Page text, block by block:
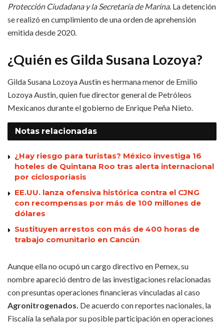
Protección Ciudadana y la Secretaría de Marina. La detención
se realizó en cumplimiento de una orden de aprehensión
emitida desde 2020.
¿Quién es Gilda Susana Lozoya?
Gilda Susana Lozoya Austin es hermana menor de Emilio
Lozoya Austin, quien fue director general de Petróleos
Mexicanos durante el gobierno de Enrique Peña Nieto.
Notas relacionadas
¿Hay riesgo para turistas? México investiga 16
hoteles de Quintana Roo tras alerta internacional
por ciclosporiasis
EE.UU. lanza ofensiva histórica contra el CJNG
con recompensas por más de 100 millones de
dólares
Sustituyen arrestos con más de 400 horas de
trabajo comunitario en Cancún
Aunque ella no ocupó un cargo directivo en Pemex, su
nombre apareció dentro de las investigaciones relacionadas
con presuntas operaciones financieras vinculadas al caso
Agronitrogenados. De acuerdo con reportes nacionales, la
Fiscalía la señala por su posible participación en operaciones